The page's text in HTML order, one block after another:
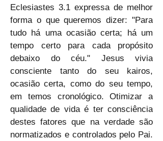
Eclesiastes 3.1 expressa de melhor
forma o que queremos dizer: "Para
tudo há uma ocasião certa; há um
tempo certo para cada propósito
debaixo do céu." Jesus vivia
consciente tanto do seu kairos,
ocasião certa, como do seu tempo,
em temos cronológico. Otimizar a
qualidade de vida é ter consciência
destes fatores que na verdade são
normatizados e controlados pelo Pai.